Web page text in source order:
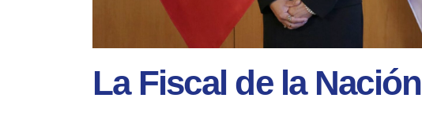
La Fiscal de la Nación